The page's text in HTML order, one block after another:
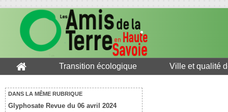
Transition écologique Ville et qualité
DANS LA MÊME RUBRIQUE
Glyphosate Revue du 06 avril 2024